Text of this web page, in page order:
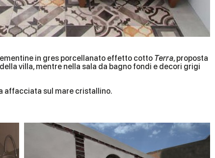
in gres porcellanato effetto cotto Terra, proposta
villa, mentre nella sala da bagno fondi e decori grigi
affacciata sul mare cristallino.